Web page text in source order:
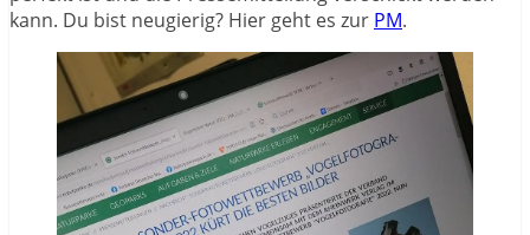
kann. Du bist neugierig? Hier geht es zur PM.